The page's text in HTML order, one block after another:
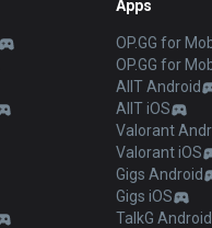
Apps
OP.GG for
OP.GG for
AllT Android
AllT iOS
Valorant
Valorant iOS
Gigs Android
Gigs iOS
TalkG Android